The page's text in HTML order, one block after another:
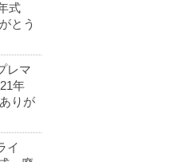
式
とう
レマ
年
りが
イ